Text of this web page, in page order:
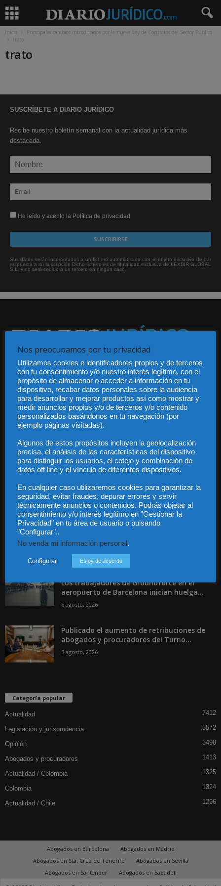
Inicio
Principales cambios introducidos por la nueva Ley de Contratos del Sector Público
trato
trato
SUSCRÍBETE A DIARIO JURÍDICO
Recibe nuestro boletín semanal con la actualidad jurídica más
destacada.
He leído y acepto la Política de privacidad
Sus datos serán incorporados a un fichero automatizado con el objeto exclusivo de dar
respuesta a su suscripción Dicho fichero es de titularidad exclusiva de LEXDIR GLOBAL
S.L. y no será cedido a un tercero en ningún caso.
Audiencia y Publicidad
Quiénes somos
Legal
Privacidad
Contacto
Guía Colaboradores
Contáctanos:info@diariojuridico.com
Incluso más noticias
responsabilidades penales por una
6 agosto, 2026
Los trabajadores de Groundforce en el
aeropuerto de Barcelona inician huelga...
6 agosto, 2026
Publicado el aumento de retribuciones de
abogados y procuradores del Turno...
5 agosto, 2026
Categoría popular
Actualidad 7412
Legislación y jurisprudencia 5572
Opinión 3498
Abogados y procuradores 1413
Actualidad / Colombia 1325
Colombia 1324
Actualidad / Chile 1296
Abogados en Barcelona
Abogados en Madrid
Abogados en Sta. Cruz de Tenerife
Abogados en Sevilla
Abogados en Santander
Abogados en Sabadell
Nos preocupamos por tu privacidad
Utilizamos cookies e identificadores propios y de terceros
con tu consentimiento y/o nuestro interés legítimo, con el
propósito de almacenar o acceder a información en tu
dispositivo, recabar datos personales sobre la audiencia
para desarrollar y mejorar productos así como mostrar y
medir anuncios propios y/o de terceros y/o contenido
personalizados basándonos en tu navegación (por
ejemplo páginas visitadas).
Algunos de estos propósitos incluyen la geolocalización
precisa, el análisis de las características del dispositivo
para distinguir los usuarios, el cotejo y combinación de
datos off line y el vínculo de diferentes dispositivos.
En cualquier caso utilizaremos cookies para garantizar la
seguridad, evitar fraudes, depurar errores y servir
técnicamente anuncios o contenidos. Podrás objetar al
consentimiento y/o interés legítimo en "Gestionar la
Privacidad" en tu área de usuario o pulsando
"Configurar"..
No venda mi información personal .
Configurar Estoy de acuerdo